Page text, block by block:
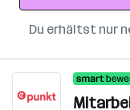
Du erhältst nur